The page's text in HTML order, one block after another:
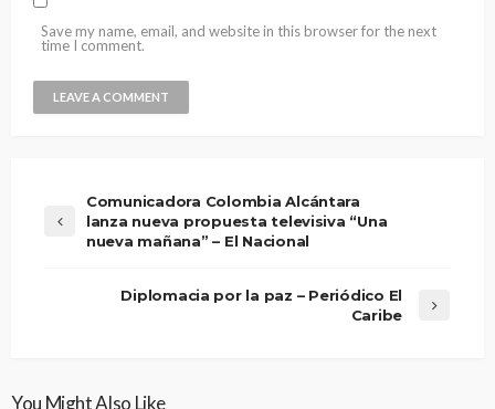
Save my name, email, and website in this browser for the next
time I comment.
Comunicadora Colombia Alcántara
lanza nueva propuesta televisiva “Una
nueva mañana” – El Nacional
Diplomacia por la paz – Periódico El
Caribe
You Might Also Like